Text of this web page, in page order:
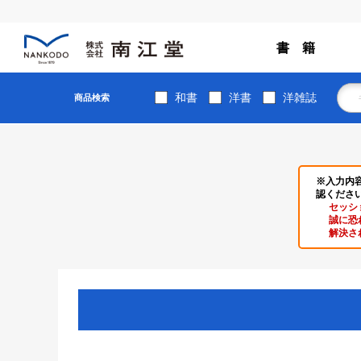
書 籍
商品検索 和書 洋書 洋雑誌
※入力内
認くださ
セッシ
誠に恐
解決さ